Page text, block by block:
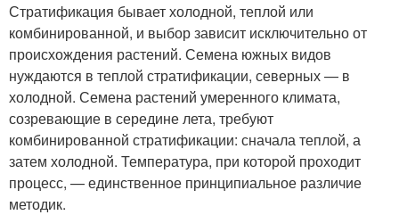
Стратификация бывает холодной, теплой или
комбинированной, и выбор зависит исключительно от
происхождения растений. Семена южных видов
нуждаются в теплой стратификации, северных — в
холодной. Семена растений умеренного климата,
созревающие в середине лета, требуют
комбинированной стратификации: сначала теплой, а
затем холодной. Температура, при которой проходит
процесс, — единственное принципиальное различие
методик.